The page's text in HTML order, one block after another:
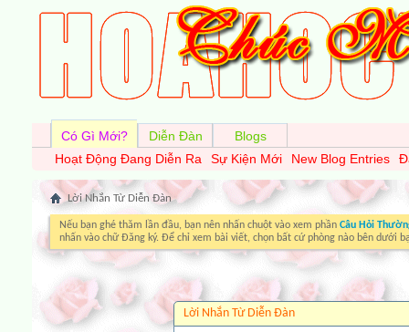
Có Gì Mới?
Hoạt Động Đang Diễn Ra
Sự Kiện Mới New Blog Entries
Diễn Đàn Blogs
Lời Nhắn Từ Diễn Ðàn
Nếu bạn ghé thăm lần đầu, bạn nên nhấn chuột vào xem phần Câu Hỏi
nhấn vào chữ Đăng ký. Để chỉ xem bài viết, chọn bất cứ phòng nào bên dưới
Lời Nhắn Từ Diễn Ðàn